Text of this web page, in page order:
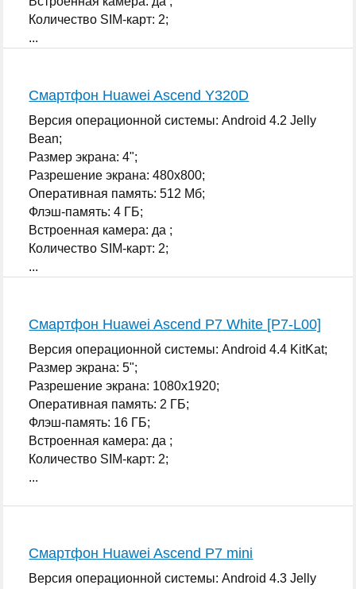
Количество SIM-карт: 2;
...
Смартфон Huawei Ascend Y320D
Версия операционной системы: Android 4.2 Jelly
Bean;
Размер экрана: 4";
Разрешение экрана: 480x800;
Оперативная память: 512 Мб;
Флэш-память: 4 ГБ;
Встроенная камера: да ;
Количество SIM-карт: 2;
...
Смартфон Huawei Ascend P7 White [P7-L00]
Версия операционной системы: Android 4.4 KitKat;
Размер экрана: 5";
Разрешение экрана: 1080x1920;
Оперативная память: 2 ГБ;
Флэш-память: 16 ГБ;
Встроенная камера: да ;
Количество SIM-карт: 2;
...
Смартфон Huawei Ascend P7 mini
Версия операционной системы: Android 4.3 Jelly